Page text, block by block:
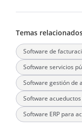
Temas
Software de
Software servicios
Software gestión de
Software
Software ERP para